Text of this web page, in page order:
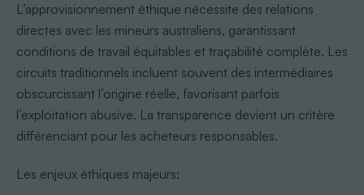
L’approvisionnement éthique nécessite des relations
directes avec les mineurs australiens, garantissant
conditions de travail équitables et traçabilité complète. Les
circuits traditionnels incluent souvent des intermédiaires
obscurcissant l’origine réelle, favorisant parfois
l’exploitation abusive. La transparence devient un critère
différenciant pour les acheteurs responsables.
Les enjeux éthiques majeurs: